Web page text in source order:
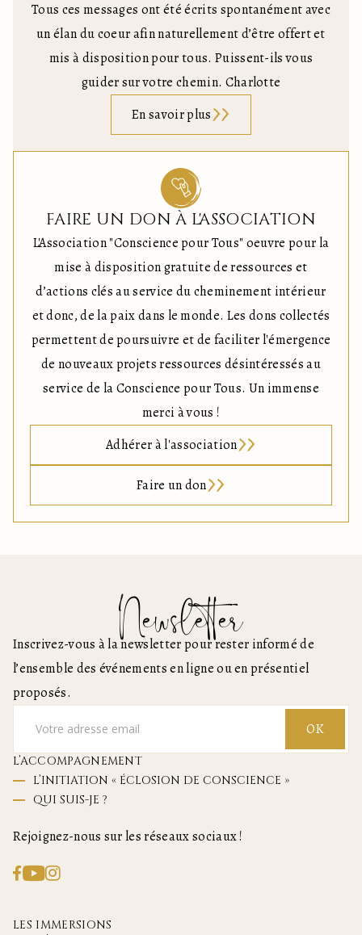
Tous ces messages ont été écrits spontanément avec
un élan du coeur afin naturellement d’être offert et
mis à disposition pour tous. Puissent-ils vous
guider sur votre chemin. Charlotte
En savoir plus
FAIRE UN DON À L'ASSOCIATION
L'Association "Conscience pour Tous" oeuvre pour la
mise à disposition gratuite de ressources et
d’actions clés au service du cheminement intérieur
et donc, de la paix dans le monde. Les dons collectés
permettent de poursuivre et de faciliter l'émergence
de nouveaux projets ressources désintéressés au
service de la Conscience pour Tous. Un immense
merci à vous !
Adhérer à l'association
Faire un don
Newsletter
Inscrivez-vous à la newsletter pour rester informé de
l’ensemble des événements en ligne ou en présentiel
proposés.
OK
L’ACCOMPAGNEMENT
L’INITIATION « ÉCLOSION DE CONSCIENCE »
QUI SUIS-JE ?
Rejoignez-nous sur les réseaux sociaux !
LES IMMERSIONS